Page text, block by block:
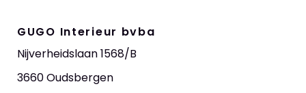
GUGO Interieur bvba
Nijverheidslaan 1568/B
3660 Oudsbergen